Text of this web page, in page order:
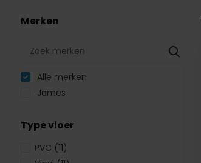
Merken
Alle merken
James
Type vloer
PVC (11)